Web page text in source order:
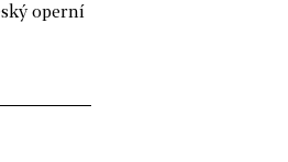
operní